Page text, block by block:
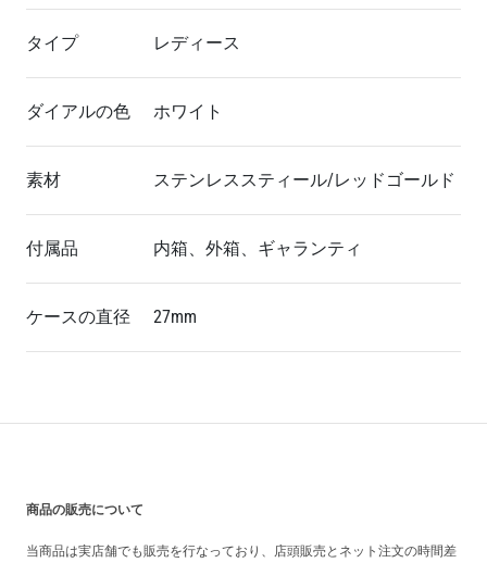
タイプ レディース
ダイアルの色 ホワイト
素材 ステンレススティール/レッドゴールド
付属品 内箱、外箱、ギャランティ
ケースの直径 27mm
商品の販売について
当商品は実店舗でも販売を行なっており、店頭販売とネット注文の時間差